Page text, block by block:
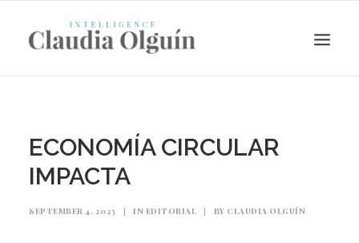
ECONOMÍA CIRCULAR
IMPACTA
SEPTEMBER 4, 2025 | IN EDITORIAL | BY CLAUDIA OLGUÍN